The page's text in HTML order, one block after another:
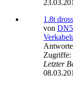
1.8t
von
Zugriffe:
Letzter